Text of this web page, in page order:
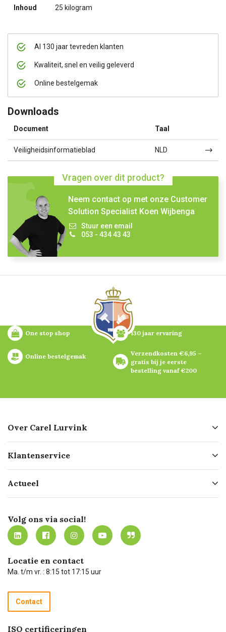
Al 130 jaar tevreden klanten
Kwaliteit, snel en veilig geleverd
Online bestelgemak
Downloads
Document Taal
Veiligheidsinformatieblad NLD
Vragen over dit product?
Neem contact op met onze Customer
Solution Specialist Koen Wijbenga
Stuur een email
053 - 434 43 43
Inhoud 25 kilogram
One stop shop 130 jaar ervaring
Online bestelgemak
Verzendkosten €6,95 –
gratis bij je eerste
bestelling vanaf €200
Over Carel Lurvink
Geschiedenis
Missie
Werken bij Carel Lurvink
MVO
Klantenservice
Bezorgen
Mijn Carel Lurvink
Mijn Carel Lurvink instructievideo's
Carel Lurvink App
Hulp op afstand
Technische dienst
Recycle programma
Betalen
Actueel
Innovation LAB
Tevreden klanten
Carel Lurvink Blog
Carel de podcast
Volg ons via social!
Locatie en contact
Ma. t/m vr. : 8:15 tot 17:15 uur
Contact
ISO certificeringen